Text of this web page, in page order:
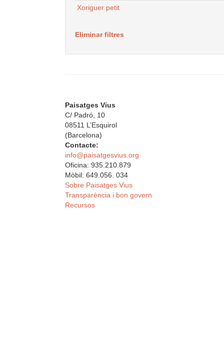
Xoriguer petit
Eliminar filtres
Paisatges Vius
C/ Padró, 10
08511 L’Esquirol
(Barcelona)
Contacte:
info@paisatgesvius.org
Oficina: 935.210.879
Mòbil: 649.056. 034
Sobre Paisatges Vius
Transparència i bon govern
Recursos